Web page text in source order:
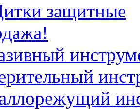
защитные